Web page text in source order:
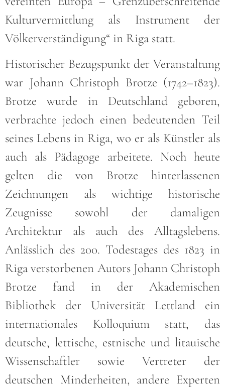
Kulturvermittlung als Instrument der
Völkerverständigung“ in Riga statt.
Historischer Bezugspunkt der Veranstaltung
war Johann Christoph Brotze (1742–1823).
Brotze wurde in Deutschland geboren,
verbrachte jedoch einen bedeutenden Teil
seines Lebens in Riga, wo er als Künstler als
auch als Pädagoge arbeitete. Noch heute
gelten die von Brotze hinterlassenen
Zeichnungen als wichtige historische
Zeugnisse sowohl der damaligen
Architektur als auch des Alltagslebens.
Anlässlich des 200. Todestages des 1823 in
Riga verstorbenen Autors Johann Christoph
Brotze fand in der Akademischen
Bibliothek der Universität Lettland ein
internationales Kolloquium statt, das
deutsche, lettische, estnische und litauische
Wissenschaftler sowie Vertreter der
deutschen Minderheiten, andere Experten